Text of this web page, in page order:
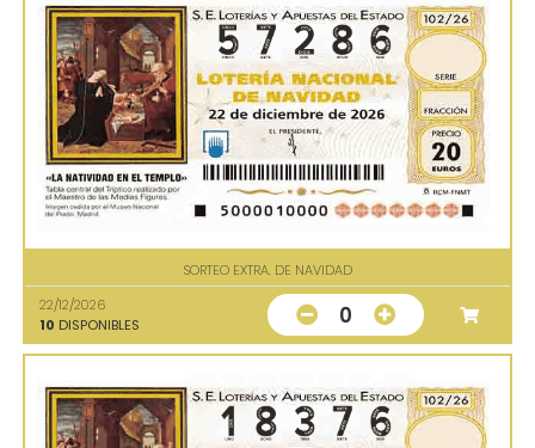
SORTEO EXTRA. DE NAVIDAD
22/12/2026
10 DISPONIBLES 0